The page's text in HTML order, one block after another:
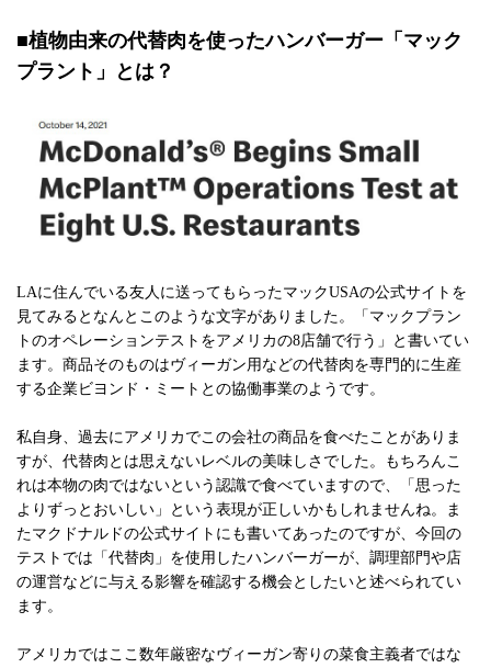
■植物由来の代替肉を使ったハンバーガー「マック
プラント」とは？
LAに住んでいる友人に送ってもらったマックUSAの公式サイトを
見てみるとなんとこのような文字がありました。「マックプラン
トのオペレーションテストをアメリカの8店舗で行う」と書いてい
ます。商品そのものはヴィーガン用などの代替肉を専門的に生産
する企業ビヨンド・ミートとの協働事業のようです。
私自身、過去にアメリカでこの会社の商品を食べたことがありま
すが、代替肉とは思えないレベルの美味しさでした。もちろんこ
れは本物の肉ではないという認識で食べていますので、「思った
よりずっとおいしい」という表現が正しいかもしれませんね。ま
たマクドナルドの公式サイトにも書いてあったのですが、今回の
テストでは「代替肉」を使用したハンバーガーが、調理部門や店
の運営などに与える影響を確認する機会としたいと述べられてい
ます。
アメリカではここ数年厳密なヴィーガン寄りの菜食主義者ではな